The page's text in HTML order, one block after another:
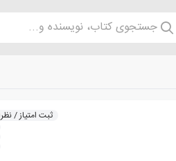
جستجوی کتاب، نویسنده و...
ثبت امتیاز / نظر